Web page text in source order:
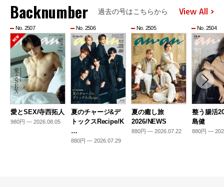
Backnumber 過去の号はこちらから View All
No. 2507
愛とSEX/寺西拓人
980円 — 2026.08.05
No. 2506
夏のチャージ&デ
トックスRecipe/K
…
880円 — 2026.07.29
No. 2505
夏の癒し旅
2026/NEWS
880円 — 2026.07.22
No. 2504
整う腸活
島健
880円 —